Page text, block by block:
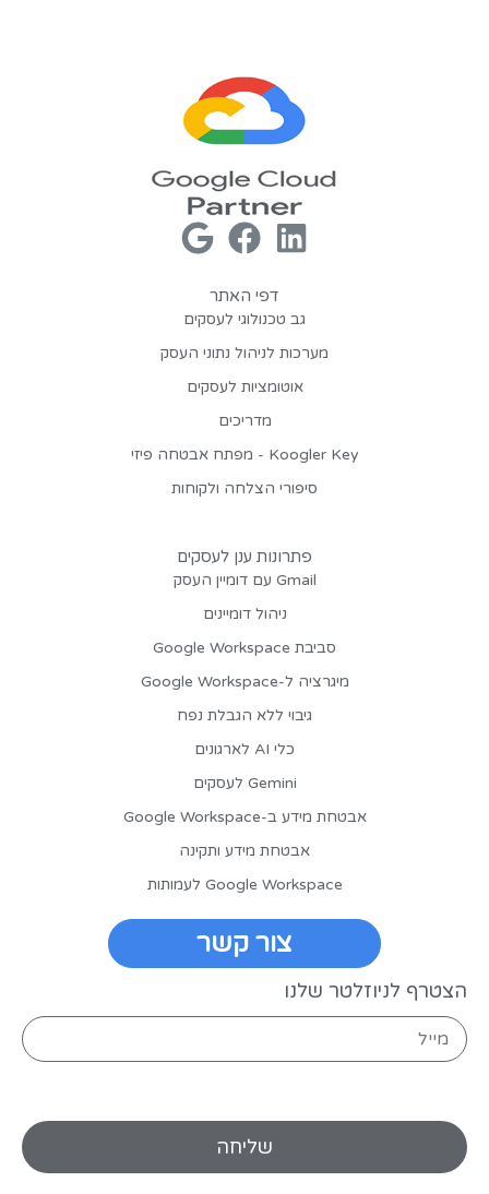
צור קשר
הצטרף לניוזלטר שלנו
פתרונות ענן לעסקים
Gmail עם דומיין העסק
ניהול דומיינים
סביבת Google Workspace
מיגרציה ל-Google Workspace
גיבוי ללא הגבלת נפח
כלי AI לארגונים
Gemini לעסקים
אבטחת מידע ב-Google Workspace
אבטחת מידע ותקינה
Google Workspace לעמותות
דפי האתר
גב טכנולוגי לעסקים
מערכות לניהול נתוני העסק
אוטומציות לעסקים
מדריכים
Koogler Key - מפתח אבטחה פיזי
סיפורי הצלחה ולקוחות